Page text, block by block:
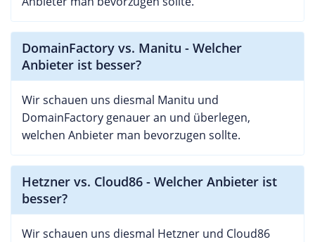
DomainFactory vs. Manitu - Welcher
Anbieter ist besser?
Wir schauen uns diesmal Manitu und
DomainFactory genauer an und überlegen,
welchen Anbieter man bevorzugen sollte.
Hetzner vs. Cloud86 - Welcher Anbieter ist
besser?
Wir schauen uns diesmal Hetzner und Cloud86